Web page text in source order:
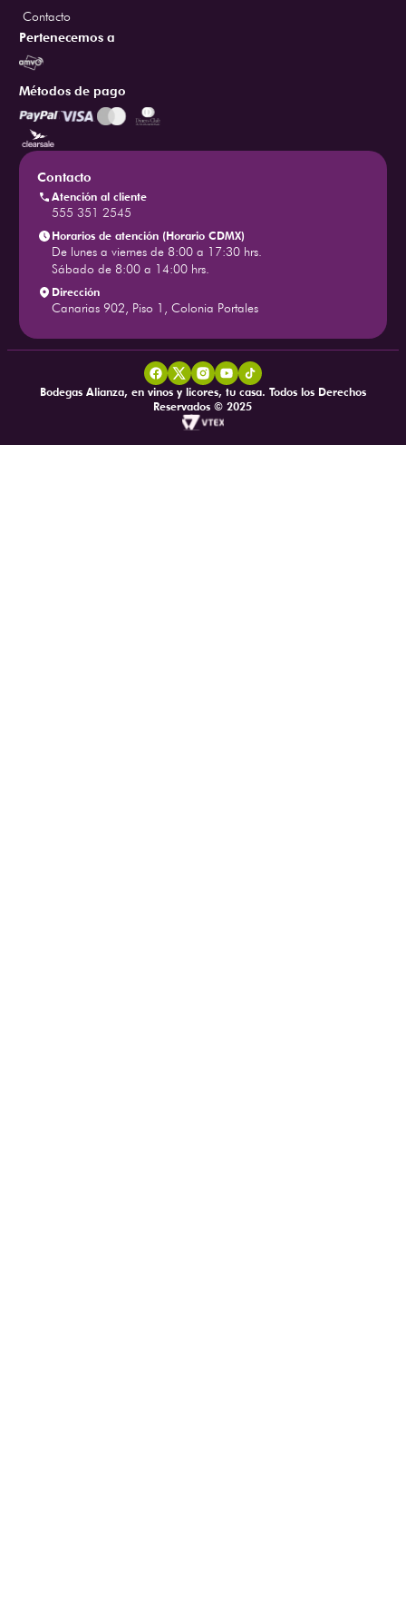
Contacto
Pertenecemos a
Métodos de pago
Contacto
Atención al cliente
555 351 2545
Horarios de atención (Horario CDMX)
De lunes a viernes de 8:00 a 17:30 hrs.
Sábado de 8:00 a 14:00 hrs.
Dirección
Canarias 902, Piso 1, Colonia Portales
Bodegas Alianza, en vinos y licores, tu casa. Todos los Derechos
Reservados © 2025